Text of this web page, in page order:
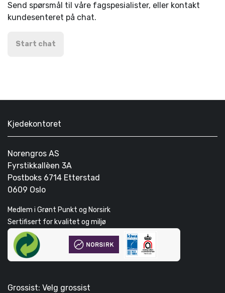
Send spørsmål til våre fagspesialister, eller kontakt
kundesenteret på chat.
Start chat
Kjedekontoret
Norengros AS
Fyrstikkallèen 3A
Postboks 6714 Etterstad
0609 Oslo
Medlem i Grønt Punkt og Norsirk
Sertifisert for kvalitet og miljø
Grossist: Velg grossist